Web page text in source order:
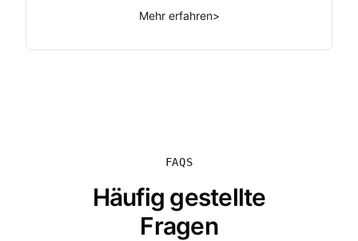
Mehr erfahren>
FAQS
Häufig gestellte
Fragen